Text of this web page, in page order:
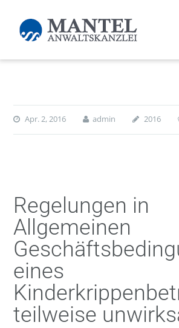
Apr. 2, 2016 admin 2016
Regelungen in
Allgemeinen
eines
teilweise